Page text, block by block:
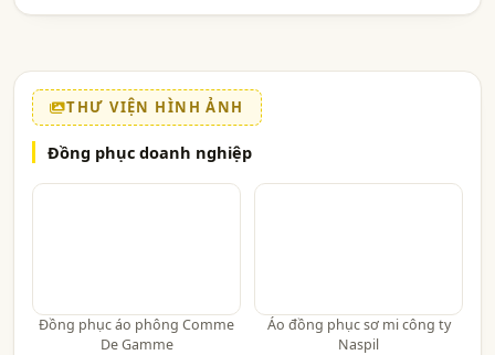
THƯ VIỆN HÌNH ẢNH
Đồng phục doanh nghiệp
Đồng phục áo phông Comme
De Gamme
Áo đồng phục sơ mi công ty
Naspil